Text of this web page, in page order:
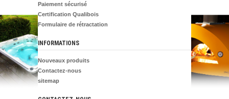
Paiement sécurisé
Certification Qualibois
Formulaire de rétractation
INFORMATIONS
Nouveaux produits
Contactez-nous
sitemap